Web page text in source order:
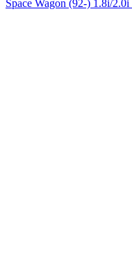
Space Wagon (92-) 1.8i/